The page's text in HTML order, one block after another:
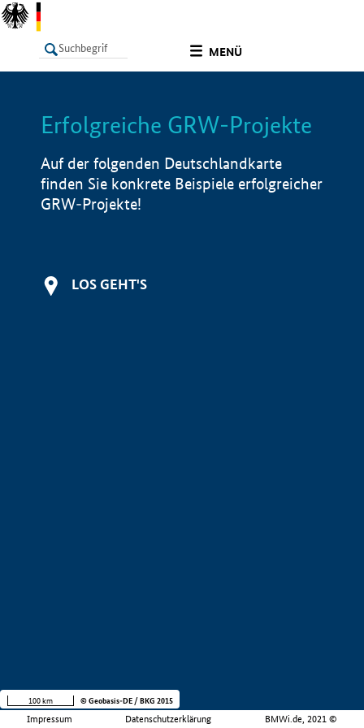
MENÜ
LISTE Info
Erfolgreiche GRW-Projekte
Auf der folgenden Deutschlandkarte
finden Sie konkrete Beispiele erfolgreicher
GRW-Projekte!
LOS GEHT'S
Impressum Datenschutzerklärung BMWi.de, 2021 ©
100 km © Geobasis-DE / BKG 2015